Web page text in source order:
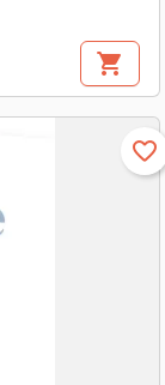
shopping_cart
favorite_border